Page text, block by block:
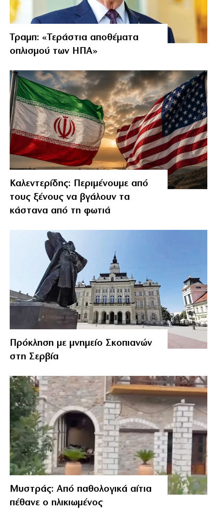
Τραμπ: «Τεράστια αποθέματα
οπλισμού των ΗΠΑ»
Καλεντερίδης: Περιμένουμε από
τους ξένους να βγάλουν τα
κάστανα από τη φωτιά
Πρόκληση με μνημείο Σκοπιανών
στη Σερβία
Μυστράς: Από παθολογικά αίτια
πέθανε ο ηλικιωμένος